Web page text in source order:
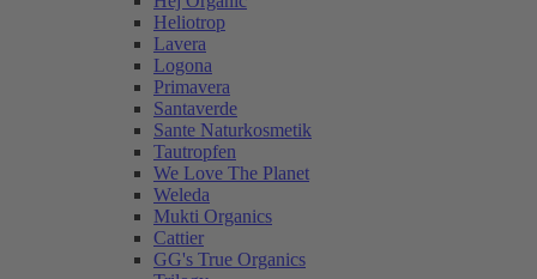
Heliotrop
Lavera
Logona
Primavera
Santaverde
Sante Naturkosmetik
Tautropfen
We Love The Planet
Weleda
Mukti Organics
Cattier
GG's True Organics